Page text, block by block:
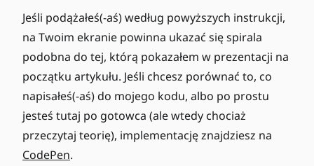
Jeśli podążałeś(-aś) według powyższych instrukcji,
na Twoim ekranie powinna ukazać się spirala
podobna do tej, którą pokazałem w prezentacji na
początku artykułu. Jeśli chcesz porównać to, co
napisałeś(-aś) do mojego kodu, albo po prostu
jesteś tutaj po gotowca (ale wtedy chociaż
przeczytaj teorię), implementację znajdziesz na
CodePen.